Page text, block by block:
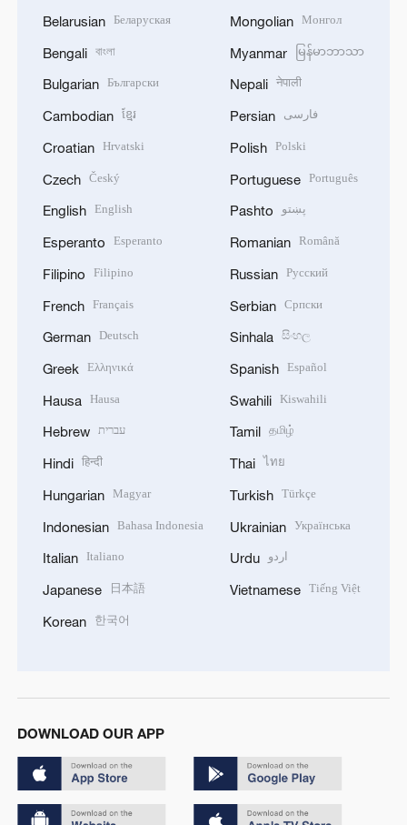
Belarusian Беларуская
Bengali বাংলা
Bulgarian Български
Cambodian ខ្មែរ
Croatian Hrvatski
Czech Český
English English
Esperanto Esperanto
Filipino Filipino
French Français
German Deutsch
Greek Ελληνικά
Hausa Hausa
Hebrew עברית
Hindi हिन्दी
Hungarian Magyar
Indonesian Bahasa Indonesia
Italian Italiano
Japanese 日本語
Korean 한국어
Mongolian Монгол
Myanmar မြန်မာဘာသာ
Nepali नेपाली
Persian فارسی
Polish Polski
Portuguese Português
Pashto پښتو
Romanian Română
Russian Русский
Serbian Српски
Sinhala සිංහල
Spanish Español
Swahili Kiswahili
Tamil தமிழ்
Thai ไทย
Turkish Türkçe
Ukrainian Українська
Urdu اردو
Vietnamese Tiếng Việt
DOWNLOAD OUR APP